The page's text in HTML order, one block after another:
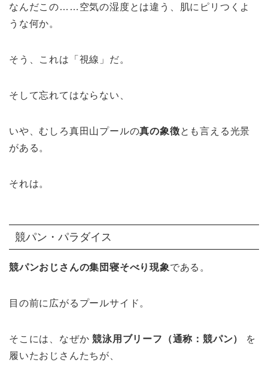
なんだこの……空気の湿度とは違う、肌にピリつくよ
うな何か。
そう、これは「視線」だ。
そして忘れてはならない、
いや、むしろ真田山プールの真の象徴とも言える光景
がある。
それは。
競パン・パラダイス
競パンおじさんの集団寝そべり現象である。
目の前に広がるプールサイド。
そこには、なぜか競泳用ブリーフ（通称：競パン）
を
履いたおじさんたちが、